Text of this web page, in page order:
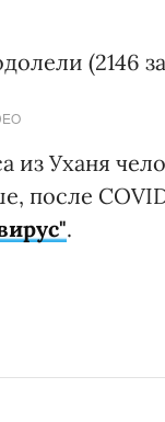
(2146
из Уханя
после
.